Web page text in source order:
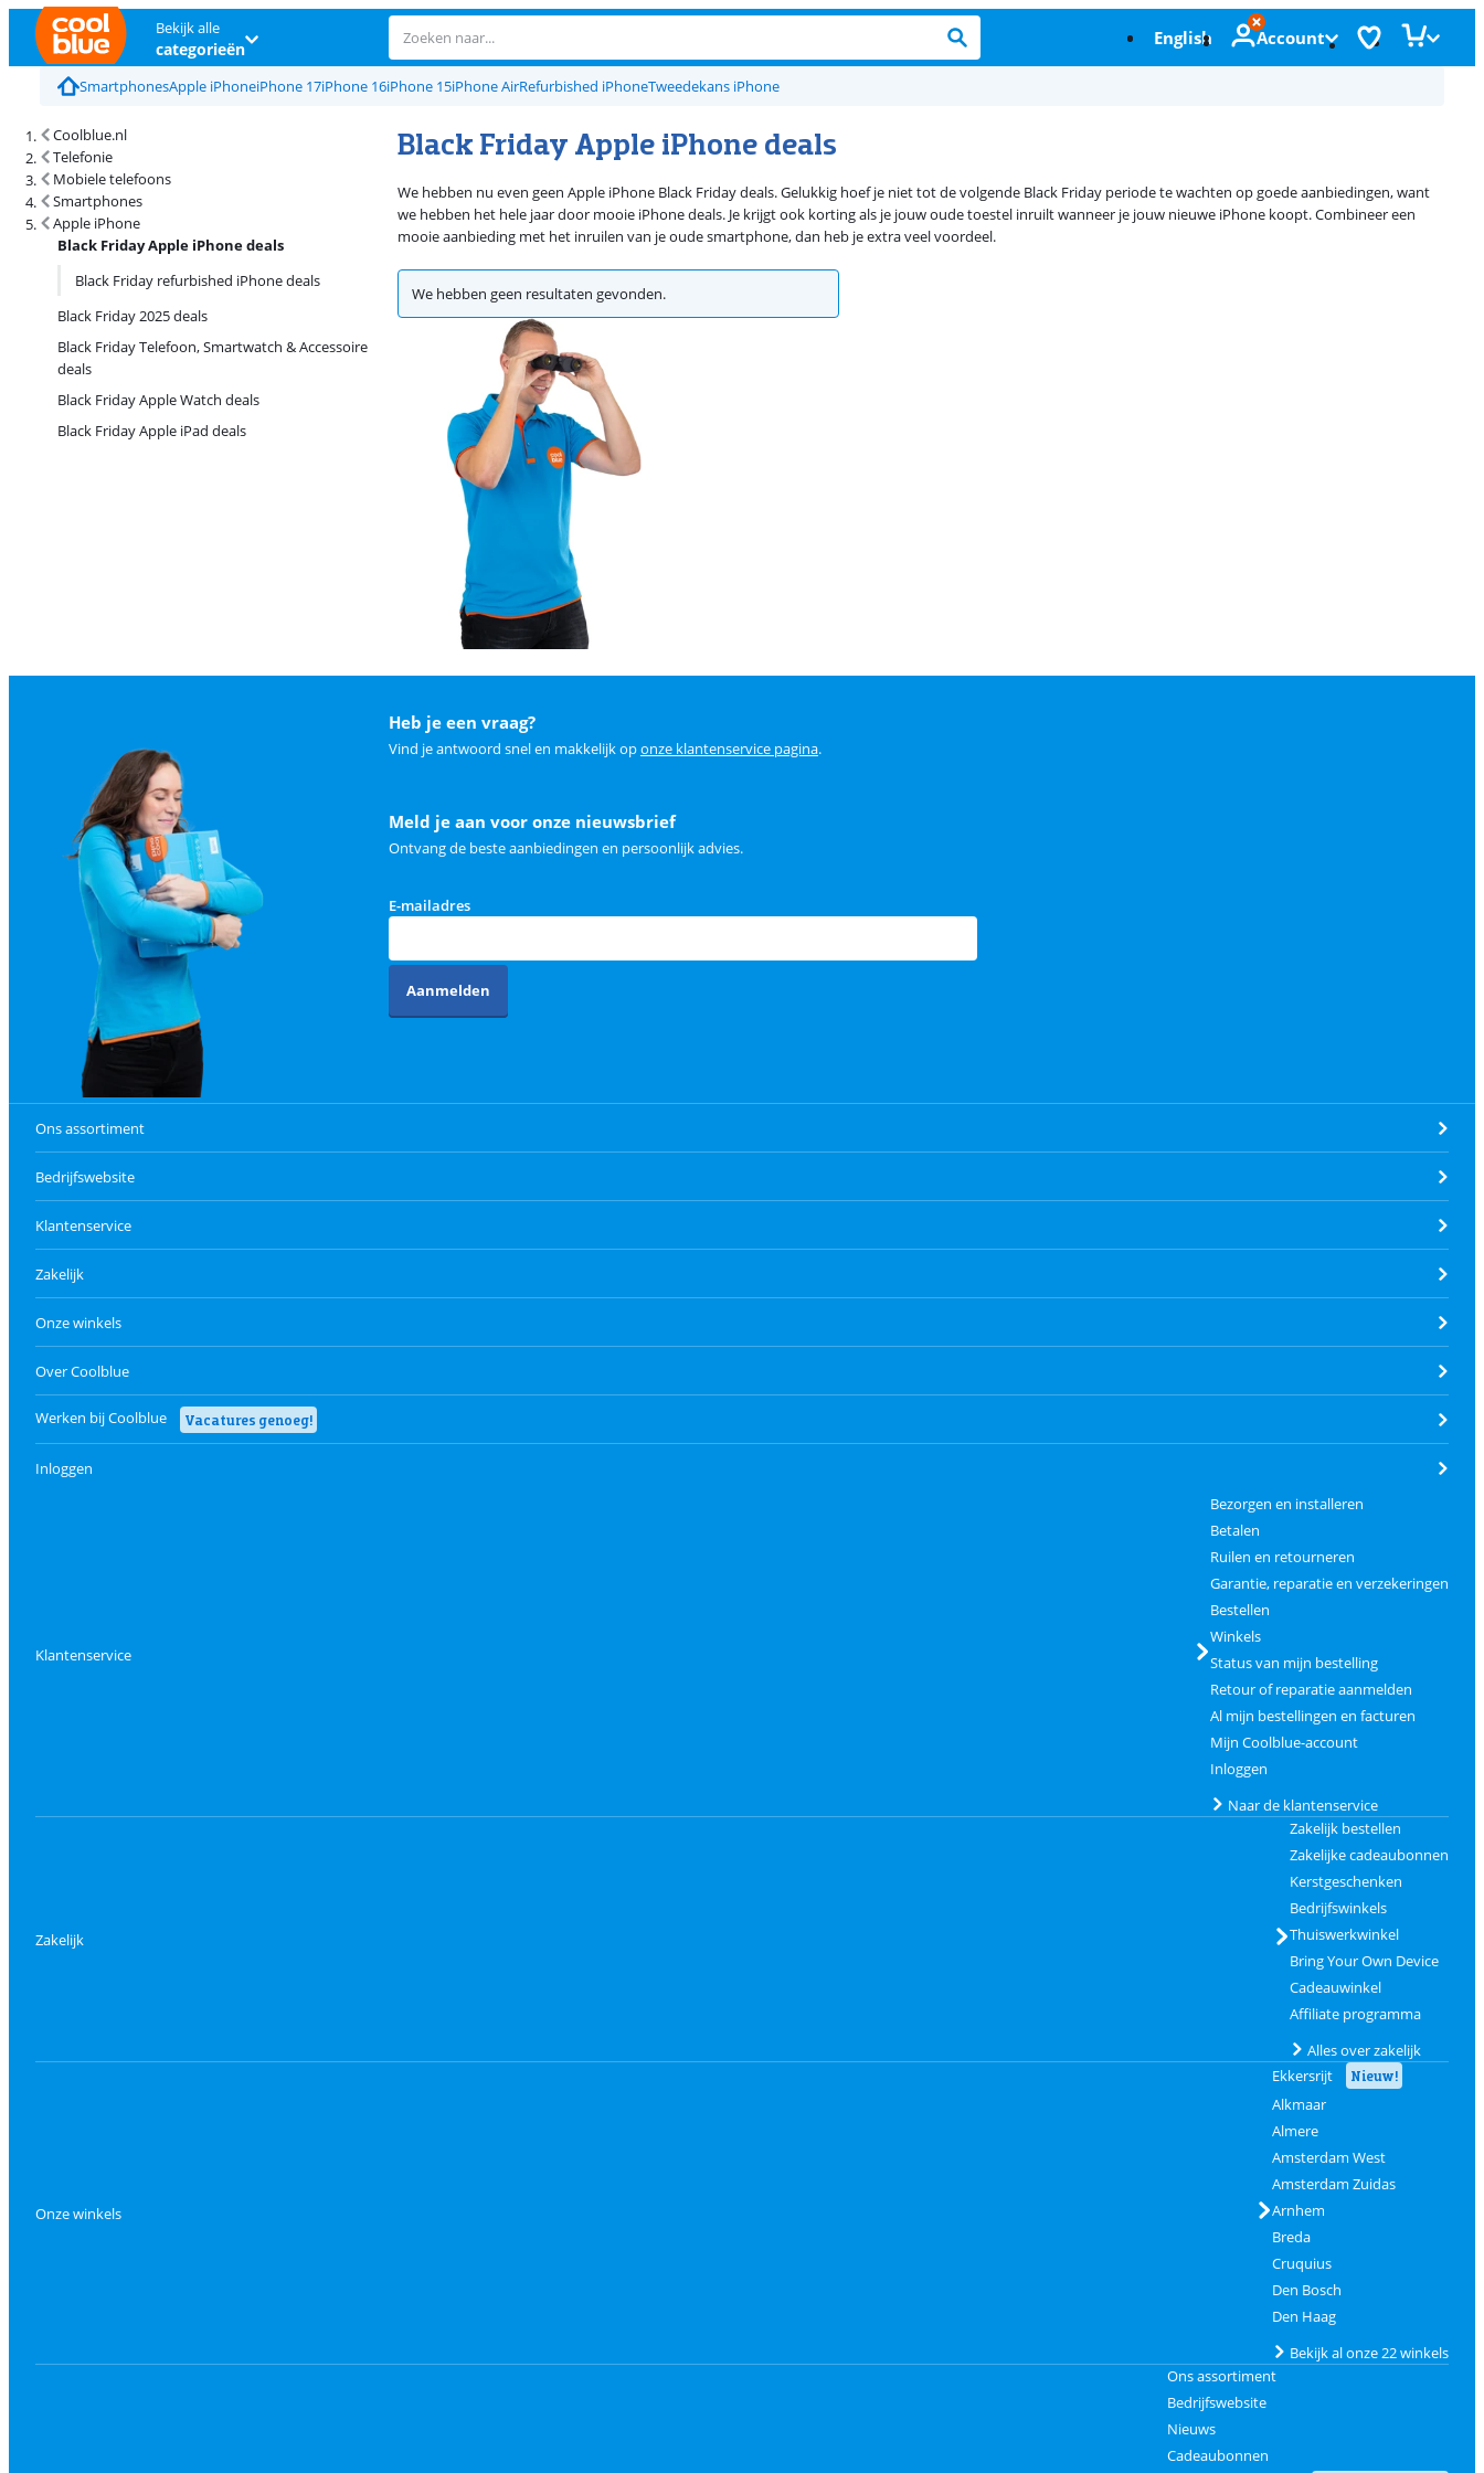
Bekijk alle
categorieën English Account
SmartphonesApple iPhoneiPhone 17iPhone 16iPhone 15iPhone AirRefurbished iPhoneTweedekans iPhone
Coolblue.nl
Telefonie
Mobiele telefoons
Smartphones
Apple iPhone
Black Friday Apple iPhone deals
Black Friday refurbished iPhone deals
Black Friday 2025 deals
Black Friday Telefoon, Smartwatch & Accessoire
deals
Black Friday Apple Watch deals
Black Friday Apple iPad deals
Black Friday Apple iPhone deals
We hebben nu even geen Apple iPhone Black Friday deals. Gelukkig hoef je niet tot de volgende Black Friday periode te wachten op goede aanbiedingen, want
we hebben het hele jaar door mooie iPhone deals. Je krijgt ook korting als je jouw oude toestel inruilt wanneer je jouw nieuwe iPhone koopt. Combineer een
mooie aanbieding met het inruilen van je oude smartphone, dan heb je extra veel voordeel.
We hebben geen resultaten gevonden.
Heb je een vraag?
Vind je antwoord snel en makkelijk oponze klantenservice pagina.
Meld je aan voor onze nieuwsbrief
Ontvang de beste aanbiedingen en persoonlijk advies.
E-mailadres
Aanmelden
Ons assortiment
Bedrijfswebsite
Klantenservice
Zakelijk
Onze winkels
Over Coolblue
Werken bij Coolblue Vacatures genoeg!
Inloggen
Klantenservice
Bezorgen en installeren
Betalen
Ruilen en retourneren
Garantie, reparatie en verzekeringen
Bestellen
Winkels
Status van mijn bestelling
Retour of reparatie aanmelden
Al mijn bestellingen en facturen
Mijn Coolblue-account
Inloggen
Naar de klantenservice
Zakelijk
Zakelijk bestellen
Zakelijke cadeaubonnen
Kerstgeschenken
Bedrijfswinkels
Thuiswerkwinkel
Bring Your Own Device
Cadeauwinkel
Affiliate programma
Alles over zakelijk
Onze winkels
Ekkersrijt Nieuw!
Alkmaar
Almere
Amsterdam West
Amsterdam Zuidas
Arnhem
Breda
Cruquius
Den Bosch
Den Haag
Bekijk al onze 22 winkels
Ons assortiment
Bedrijfswebsite
Nieuws
Cadeaubonnen